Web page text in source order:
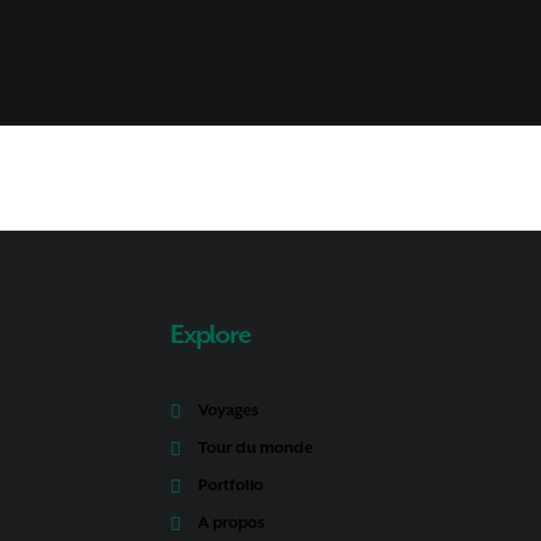
Explore
Voyages
Tour du monde
Portfolio
A propos